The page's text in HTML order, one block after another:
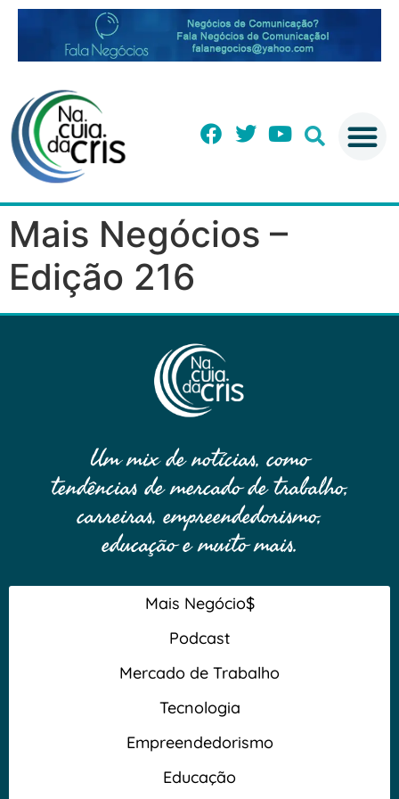
Mais Negócios –
Edição 216
Um mix de notícias, como
tendências de mercado de trabalho,
carreiras, empreendedorismo,
educação e muito mais.
Mais Negócio$
Podcast
Mercado de Trabalho
Tecnologia
Empreendedorismo
Educação